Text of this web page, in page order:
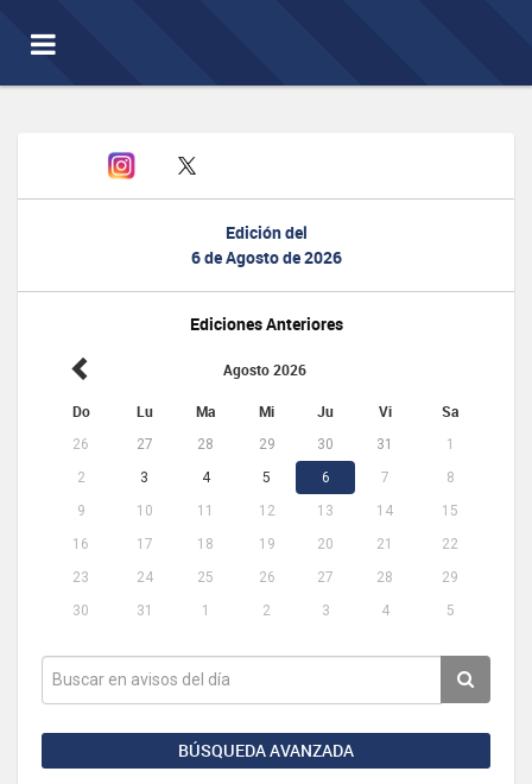
Toggle
navigation
Edición del
6 de Agosto de 2026
Ediciones Anteriores
Agosto 2026
Do Lu Ma Mi Ju Vi Sa
26 27 28 29 30 31
1
2
3 4 5 6 7
8
9
10 11 12 13 14
15
16
17 18 19 20 21
22
23
24 25 26 27 28
29
30
31 1 2 3 4 5
BÚSQUEDA AVANZADA